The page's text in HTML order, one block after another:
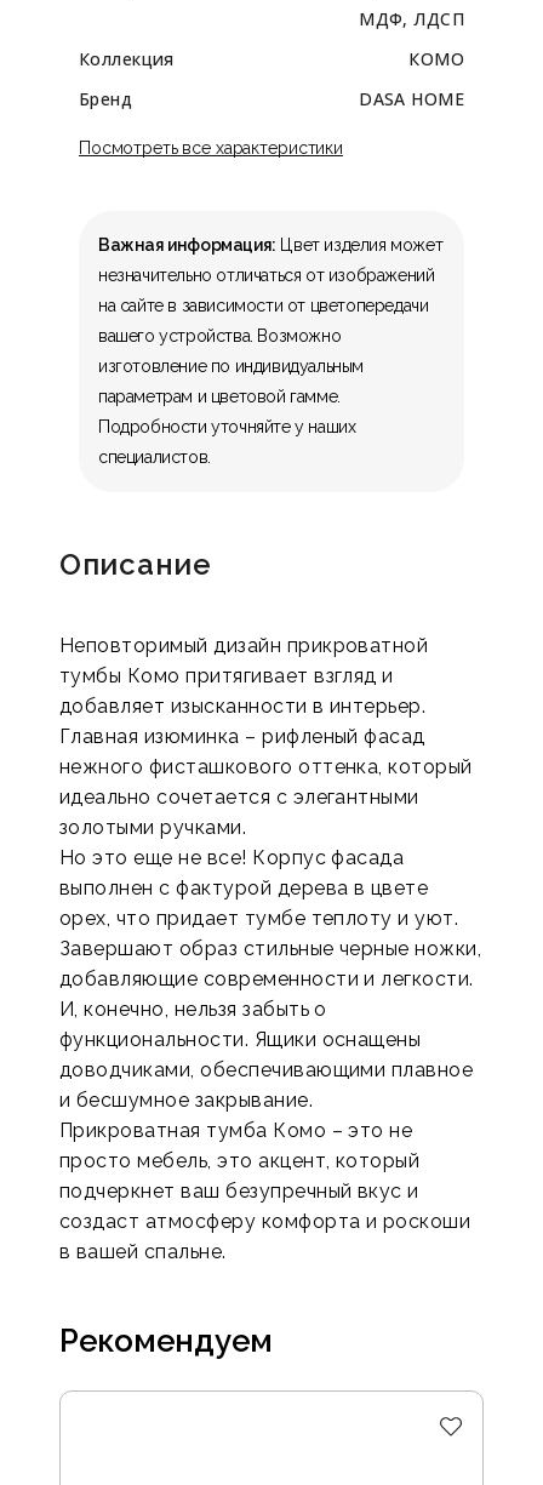
МДФ, ЛДСП
Коллекция
КОМО
Бренд
DASA HOME
Посмотреть все характеристики
Важная информация:
Цвет изделия может
незначительно отличаться от изображений
на сайте в зависимости от цветопередачи
вашего устройства. Возможно
изготовление по индивидуальным
параметрам и цветовой гамме.
Подробности уточняйте у наших
специалистов.
Описание
Неповторимый дизайн прикроватной
тумбы Комо притягивает взгляд и
добавляет изысканности в интерьер.
Главная изюминка – рифленый фасад
нежного фисташкового оттенка, который
идеально сочетается с элегантными
золотыми ручками.
Но это еще не все! Корпус фасада
выполнен с фактурой дерева в цвете
орех, что придает тумбе теплоту и уют.
Завершают образ стильные черные ножки,
добавляющие современности и легкости.
И, конечно, нельзя забыть о
функциональности. Ящики оснащены
доводчиками, обеспечивающими плавное
и бесшумное закрывание.
Прикроватная тумба Комо – это не
просто мебель, это акцент, который
подчеркнет ваш безупречный вкус и
создаст атмосферу комфорта и роскоши
в вашей спальне.
Рекомендуем